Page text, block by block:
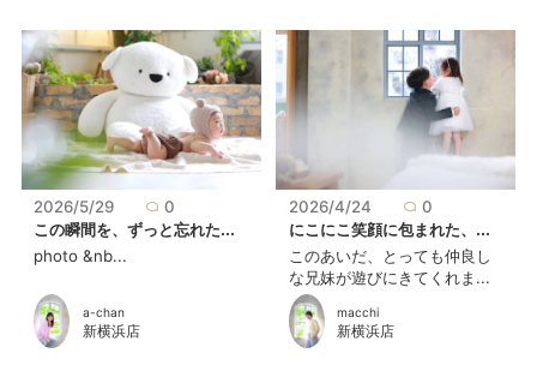
2026/5/29
0
この瞬間を、ずっと忘れた...
photo &nb...
a-chan
新横浜店
2026/4/24
0
にこにこ笑顔に包まれた、...
このあいだ、とっても仲良し
な兄妹が遊びにきてくれま...
macchi
新横浜店